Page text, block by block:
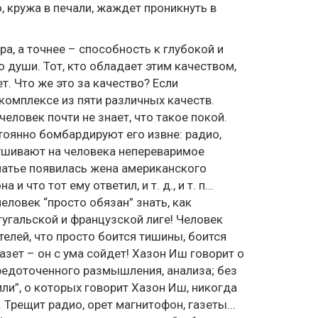
в печали, жаждет проникнуть в
а точнее – способность к глубокой и
Тот, кто обладает этим качеством,
Что же это за качество? Если
из пяти различных качеств.
почти не знает, что такое покой.
бомбардируют его извне: радио,
на человека непереваримое
появилась жена американского
что тот ему ответил, и т. д., и т. п...
“просто обязан” знать, как
и французской лиге! Человек
что просто боится тишины, боится
– он c ума сойдет! Хазон Иш говорит o
размышления, анализа; без
o которых говорит Хазон Иш, никогда
радио, орет магнитофон, газеты...